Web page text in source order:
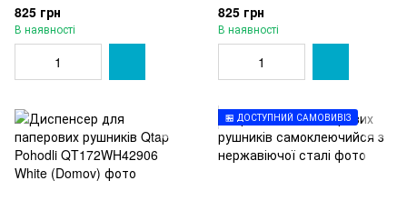
825 грн
В наявності
825 грн
В наявності
🏪 ДОСТУПНИЙ САМОВИВІЗ